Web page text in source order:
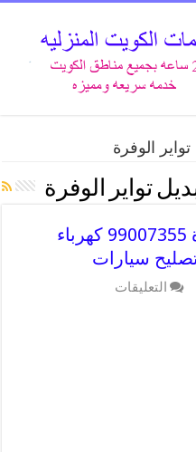
الوفرة
تواير الوفرة
بنشر متنقل | كراج الوفرة 99007355 كهرباء
سيارات
التعليقات